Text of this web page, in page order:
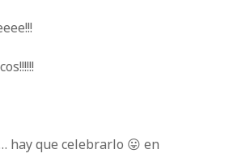
hay que celebrarlo 😛 en